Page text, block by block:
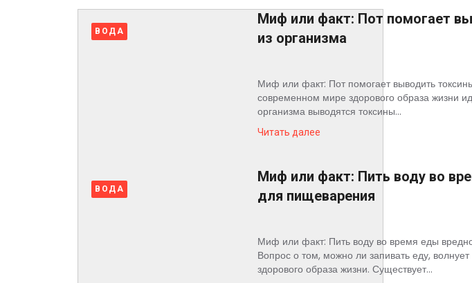
ВОДА
Миф или факт: Пот помогает
из организма
Миф или факт: Пот помогает выводить
современном мире здорового образа жизни
организма выводятся токсины...
Читать далее
ВОДА
Миф или факт: Пить воду во
для пищеварения
Миф или факт: Пить воду во время еды
Вопрос о том, можно ли запивать еду,
здорового образа жизни. Существует...